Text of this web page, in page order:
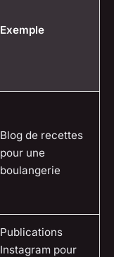
Exemple
Blog de recettes
pour une
boulangerie
Publications
Instagram pour